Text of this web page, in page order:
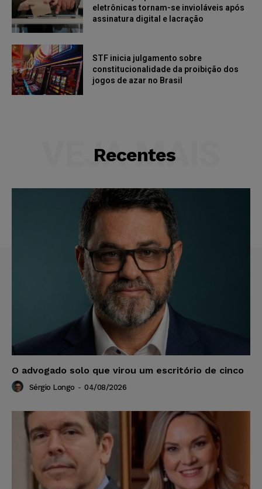
eletrônicas tornam-se invioláveis após
assinatura digital e lacração
STF inicia julgamento sobre
constitucionalidade da proibição dos
jogos de azar no Brasil
Recentes
VEJA MAIS
O advogado solo que virou um escritório de cinco
Sérgio Longo - 04/08/2026